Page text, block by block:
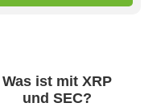
Was ist mit XRP
und SEC?